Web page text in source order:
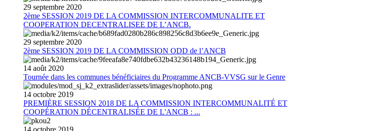
29 septembre 2020
2ème SESSION 2019 DE LA COMMISSION INTERCOMMUNALITE ET
COOPERATION DECENTRALISEE DE L’ANCB.
29 septembre 2020
2ème SESSION 2019 DE LA COMMISSION ODD de l’ANCB
14 août 2020
Tournée dans les communes bénéficiaires du Programme ANCB-VVSG sur le Genre
14 octobre 2019
PREMIÈRE SESSION 2018 DE LA COMMISSION INTERCOMMUNALITÉ ET
COOPÉRATION DÉCENTRALISÉE DE L'ANCB : ...
14 octobre 2019